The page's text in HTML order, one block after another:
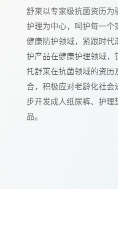
舒莱以专家级抗菌资历
护理为中心，呵护每一
健康防护领域，紧跟时
护产品在健康护理领域
托舒莱在抗菌领域的资
合，积极应对老龄化社
步开发成人纸尿裤、护
品。